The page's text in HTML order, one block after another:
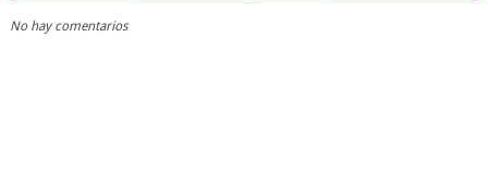
No hay comentarios